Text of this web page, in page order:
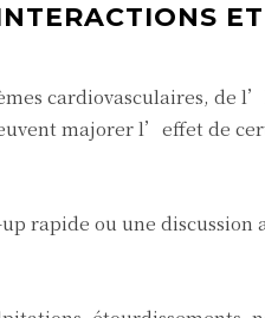
cardiovasculaires, de
majorer l’effet de
rapide ou une discussion